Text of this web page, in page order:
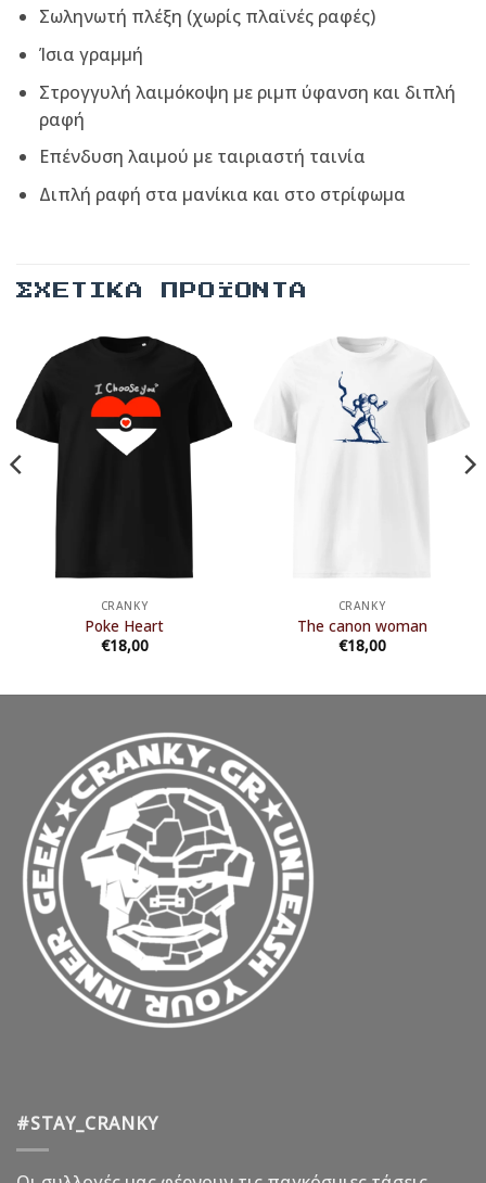
Σωληνωτή πλέξη (χωρίς πλαϊνές ραφές)
Ίσια γραμμή
Στρογγυλή λαιμόκοψη με ριμπ ύφανση και διπλή
ραφή
Επένδυση λαιμού με ταιριαστή ταινία
Διπλή ραφή στα μανίκια και στο στρίφωμα
ΣΧΕΤΙΚΆ ΠΡΟΪΌΝΤΑ
CRANKY
Poke Heart
€18,00
CRANKY
The canon woman
€18,00
#STAY_CRANKY